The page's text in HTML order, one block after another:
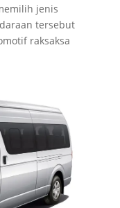
jenis
tersebut
raksaksa